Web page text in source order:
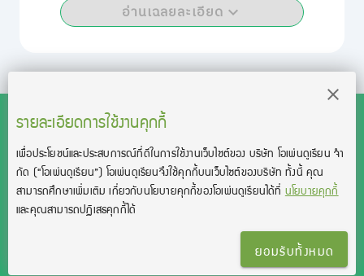
อ่านเฉลยละเอียด
รายละเอียดการใช้งานคุกกี้
เพื่อประโยชน์และประสบการณ์ที่ดีในการใช้งานเว็บไซต์ของ บริษัท โอเพ่นดูเรียน จํา
กัด (“โอเพ่นดูเรียน”)โอเพ่นดูเรียนจึงใช้คุกกี้บนเว็บไซต์ของบริษัท ทั้งนี้ คุณ
สามารถศึกษาเพิ่มเติม เกี่ยวกับนโยบายคุกกี้ของโอเพ่นดูเรียนได้ที่นโยบายคุกกี้
และคุณสามารถปฏิเสธคุกกี้ได้
ยอมรับทั้งหมด
สงวนลิขสิทธิ์โดย บริษัท โอเพ่นดูเรียน จำกัด 2021 ©︎ OpenDurian
Co., Ltd.
TOEIC® and TOEFL® are registered trademarks of Educational Testing
ติดต่อเรา